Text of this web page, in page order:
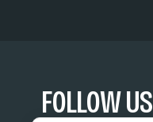
FOLLOW US